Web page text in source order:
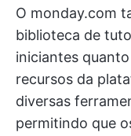
O monday.com
biblioteca de
iniciantes
recursos da
diversas
permitindo que